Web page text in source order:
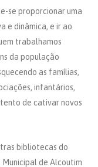
se proporcionar uma
e dinâmica, e ir ao
trabalhamos
da população
as famílias,
infantários,
de cativar novos
bibliotecas do
de Alcoutim